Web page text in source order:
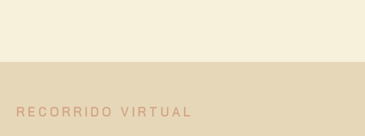
R E C O R R I D O V I R T U A L